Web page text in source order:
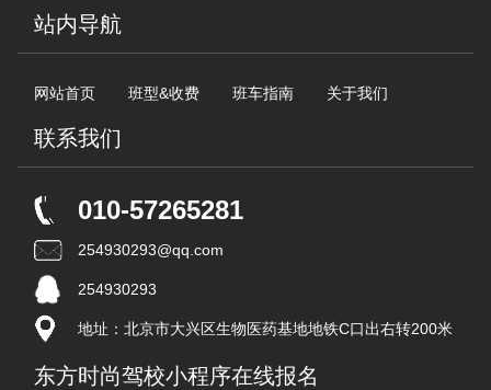
站内导航
网站首页 班型&收费 班车指南 关于我们
联系我们
010-57265281
254930293@qq.com
254930293
地址：北京市大兴区生物医药基地地铁C口出右转200米
东方时尚驾校小程序在线报名